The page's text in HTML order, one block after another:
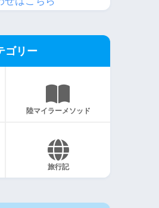
ゴリー
陸マイラーメソッド
旅行記